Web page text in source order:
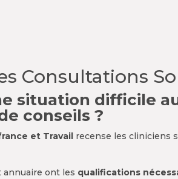
Consultations
situation difficile
conseils ?
et Travail recense les cliniciens
annuaire ont les qualifications